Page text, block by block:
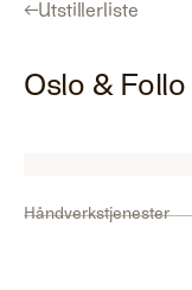
←Utstillerliste
Oslo &
Håndverkstjenester